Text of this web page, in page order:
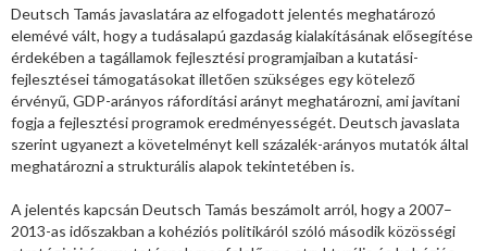
Deutsch Tamás javaslatára az elfogadott jelentés meghatározó
elemévé vált, hogy a tudásalapú gazdaság kialakításának elősegítése
érdekében a tagállamok fejlesztési programjaiban a kutatási-
fejlesztései támogatásokat illetően szükséges egy kötelező
érvényű, GDP-arányos ráfordítási arányt meghatározni, ami javítani
fogja a fejlesztési programok eredményességét. Deutsch javaslata
szerint ugyanezt a követelményt kell százalék-arányos mutatók által
meghatározni a strukturális alapok tekintetében is.
A jelentés kapcsán Deutsch Tamás beszámolt arról, hogy a 2007–
2013-as időszakban a kohéziós politikáról szóló második közösségi